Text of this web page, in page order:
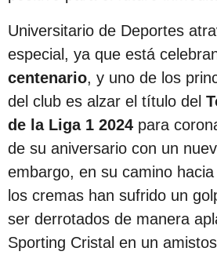
o
s
d
e
s
d
e
l
a
p
u
Universitario de Deportes
especial, ya que está
centenario, y uno de los
del club es alzar el título del
de la Liga 1 2024 para
de su aniversario con un
embargo, en su camino
los cremas han sufrido un
ser derrotados de manera
Sporting Cristal en un